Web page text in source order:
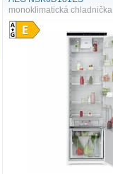
monoklimatická chladnička